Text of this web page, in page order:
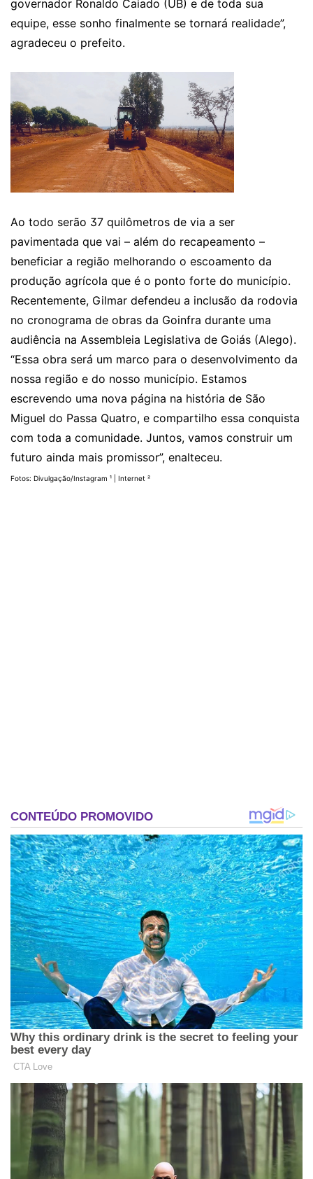
governador Ronaldo Caiado (UB) e de toda sua
equipe, esse sonho finalmente se tornará realidade”,
agradeceu o prefeito.
Ao todo serão 37 quilômetros de via a ser
pavimentada que vai – além do recapeamento –
beneficiar a região melhorando o escoamento da
produção agrícola que é o ponto forte do município.
Recentemente, Gilmar defendeu a inclusão da rodovia
no cronograma de obras da Goinfra durante uma
audiência na Assembleia Legislativa de Goiás (Alego).
“Essa obra será um marco para o desenvolvimento da
nossa região e do nosso município. Estamos
escrevendo uma nova página na história de São
Miguel do Passa Quatro, e compartilho essa conquista
com toda a comunidade. Juntos, vamos construir um
futuro ainda mais promissor”, enalteceu.
Fotos: Divulgação/Instagram ¹ | Internet ²